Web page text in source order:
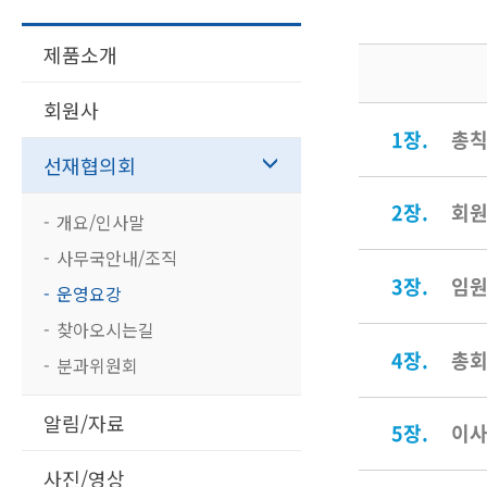
제품소개
회원사
선재협의회
개요/인사말
사무국안내/조직
운영요강
찾아오시는길
분과위원회
알림/자료
사진/영상
1장. 총칙
2장. 회원
3장. 임원
4장. 총회
5장. 이